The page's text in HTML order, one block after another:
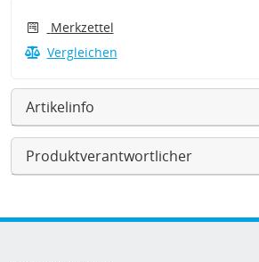
Merkzettel
Vergleichen
Artikelinfo
Produktverantwortlicher